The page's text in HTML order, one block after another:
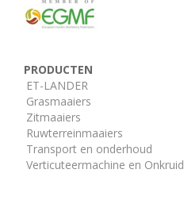
PRODUCTEN
ET-LANDER
Grasmaaiers
Zitmaaiers
Ruwterreinmaaiers
Transport en onderhoud
Verticuteermachine en